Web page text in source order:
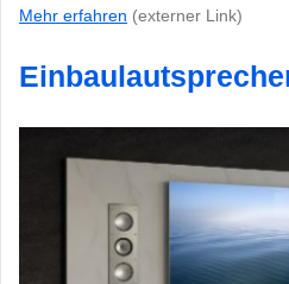
Mehr erfahren (externer Link)